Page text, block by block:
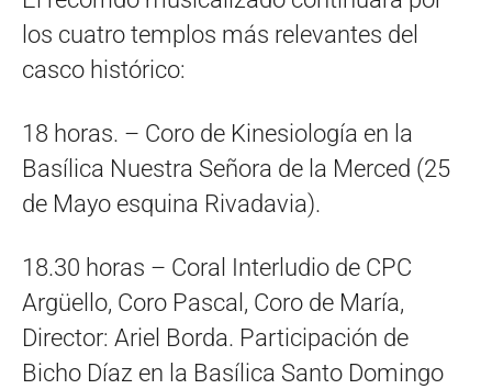
los cuatro templos más relevantes del
casco histórico:
18 horas. – Coro de Kinesiología en la
Basílica Nuestra Señora de la Merced (25
de Mayo esquina Rivadavia).
18.30 horas – Coral Interludio de CPC
Argüello, Coro Pascal, Coro de María,
Director: Ariel Borda. Participación de
Bicho Díaz en la Basílica Santo Domingo